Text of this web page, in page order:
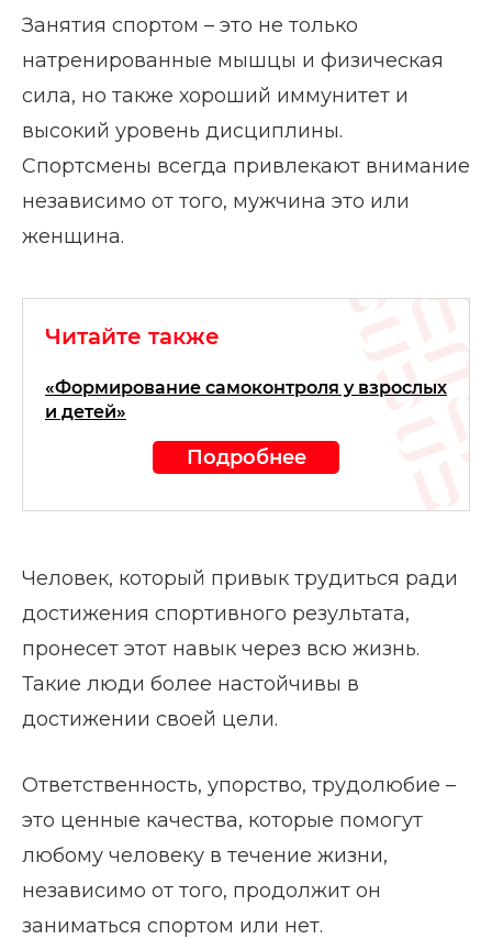
Занятия спортом – это не только
натренированные мышцы и физическая
сила, но также хороший иммунитет и
высокий уровень дисциплины.
Спортсмены всегда привлекают внимание
независимо от того, мужчина это или
женщина.
Читайте также
«Формирование самоконтроля у взрослых
и детей»
Подробнее
Человек, который привык трудиться ради
достижения спортивного результата,
пронесет этот навык через всю жизнь.
Такие люди более настойчивы в
достижении своей цели.
Ответственность, упорство, трудолюбие –
это ценные качества, которые помогут
любому человеку в течение жизни,
независимо от того, продолжит он
заниматься спортом или нет.